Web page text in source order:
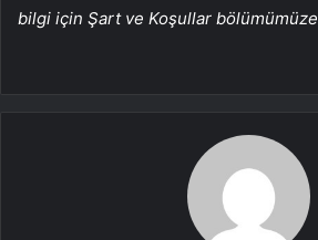
bilgi için Şart ve Koşullar bölümümüze